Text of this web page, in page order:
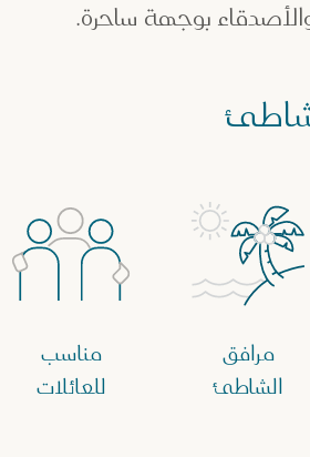
والأصدقاء بوجهة ساحرة.
مرافق
الشاطئ
مناسب
للعائلات